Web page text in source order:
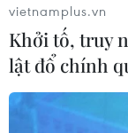
vietnamplus.vn
Khởi tố, truy
lật đổ chính